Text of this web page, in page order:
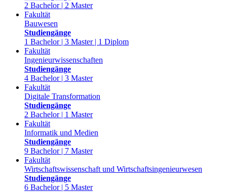
2 Bachelor | 2 Master
Fakultät
Bauwesen
Studiengänge
1 Bachelor | 3 Master | 1 Diplom
Fakultät
Ingenieurwissenschaften
Studiengänge
4 Bachelor | 3 Master
Fakultät
Digitale Transformation
Studiengänge
2 Bachelor | 1 Master
Fakultät
Informatik und Medien
Studiengänge
9 Bachelor | 7 Master
Fakultät
Wirtschaftswissenschaft und Wirtschaftsingenieurwesen
Studiengänge
6 Bachelor | 5 Master